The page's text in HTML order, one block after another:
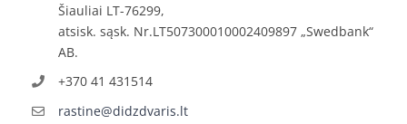
Šiauliai LT-76299,
atsisk. sąsk. Nr.LT507300010002409897 „Swedbank“
AB.
+370 41 431514
rastine@didzdvaris.lt